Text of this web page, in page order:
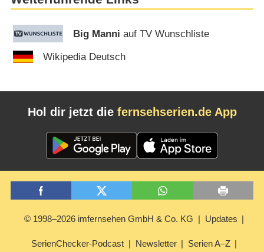
Big Manni auf TV Wunschliste
Wikipedia Deutsch
Hol dir jetzt die fernsehserien.de App
© 1998–2026 imfernsehen GmbH & Co. KG Updates
SerienChecker-Podcast Newsletter Serien A–Z